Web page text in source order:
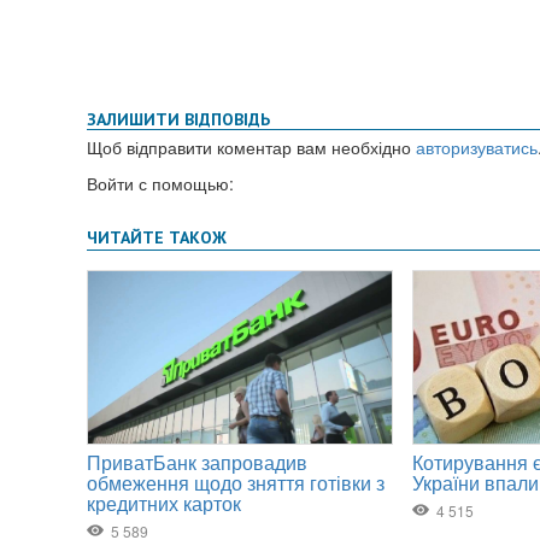
ЗАЛИШИТИ ВІДПОВІДЬ
Щоб відправити коментар вам необхідно авторизуватись
Войти с помощью: